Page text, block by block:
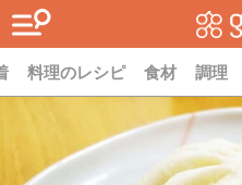
料理のレシピ 食材 調理